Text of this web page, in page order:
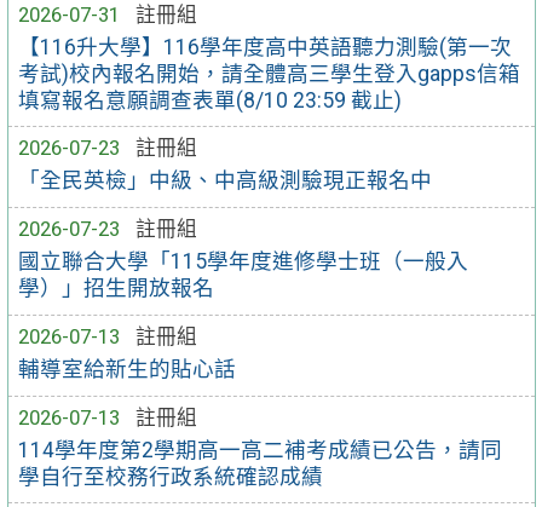
2026-07-31
註冊組
【116升大學】116學年度高中英語聽力測驗(第一次
考試)校內報名開始，請全體高三學生登入gapps信箱
填寫報名意願調查表單(8/10 23:59 截止)
2026-07-23
註冊組
「全民英檢」中級、中高級測驗現正報名中
2026-07-23
註冊組
國立聯合大學「115學年度進修學士班（一般入
學）」招生開放報名
2026-07-13
註冊組
輔導室給新生的貼心話
2026-07-13
註冊組
114學年度第2學期高一高二補考成績已公告，請同
學自行至校務行政系統確認成績